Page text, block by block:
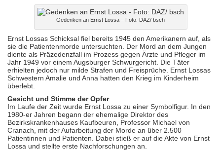
Gedenken an Ernst Lossa – Foto: DAZ/ bsch
Ernst Lossas Schicksal fiel bereits 1945 den Amerikanern auf, als
sie die Patientenmorde untersuchten. Der Mord an dem Jungen
diente als Präzedenzfall im Prozess gegen Ärzte und Pfleger im
Jahr 1949 vor einem Augsburger Schwurgericht. Die Täter
erhielten jedoch nur milde Strafen und Freisprüche. Ernst Lossas
Schwestern Amalie und Anna hatten den Krieg im Kinderheim
überlebt.
Gesicht und Stimme der Opfer
Im Laufe der Zeit wurde Ernst Lossa zu einer Symbolfigur. In den
1980-er Jahren begann der ehemalige Direktor des
Bezirkskrankenhauses Kaufbeuren, Professor Michael von
Cranach, mit der Aufarbeitung der Morde an über 2.500
Patientinnen und Patienten. Dabei stieß er auf die Akte von Ernst
Lossa und stellte erste Nachforschungen an.